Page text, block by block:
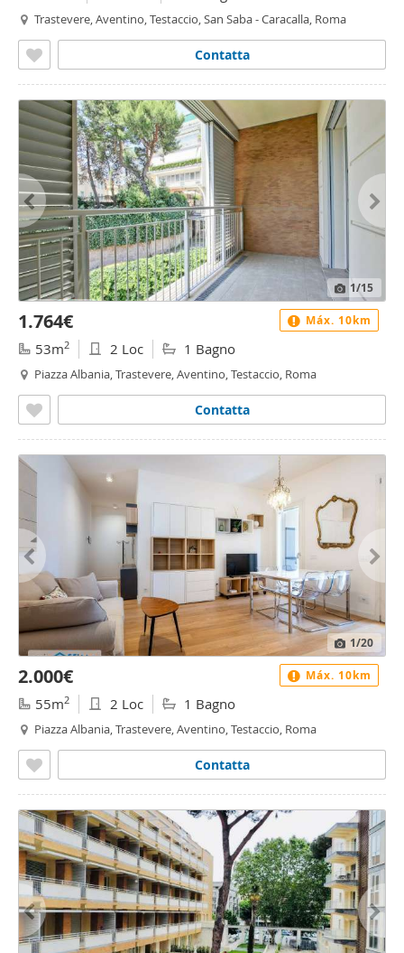
Trastevere, Aventino, Testaccio, San Saba - Caracalla, Roma
Contatta
1/15
1.764€
53m2 2 Loc 1 Bagno
Piazza Albania, Trastevere, Aventino, Testaccio, Roma
Contatta
Máx. 10km
1/20
2.000€
55m2 2 Loc 1 Bagno
Piazza Albania, Trastevere, Aventino, Testaccio, Roma
Contatta
Máx. 10km